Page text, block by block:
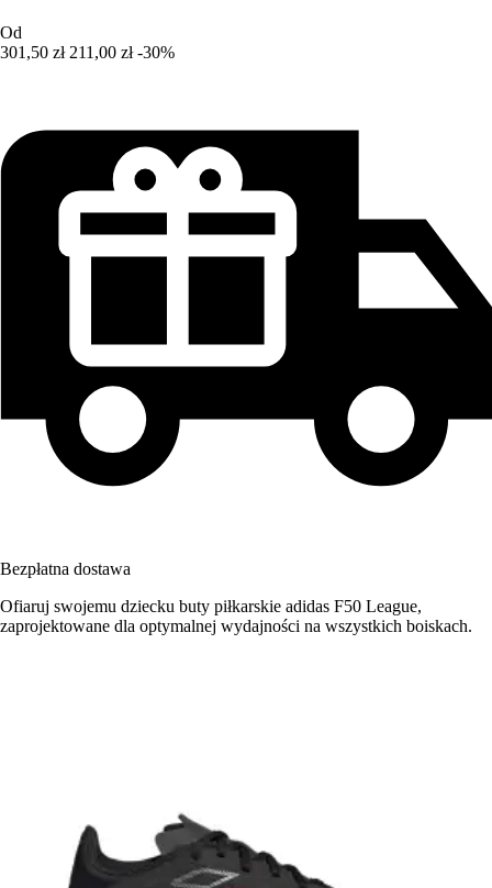
Od
301,50 zł 211,00 zł -30%
Bezpłatna dostawa
Ofiaruj swojemu dziecku buty piłkarskie adidas F50 League,
zaprojektowane dla optymalnej wydajności na wszystkich boiskach.